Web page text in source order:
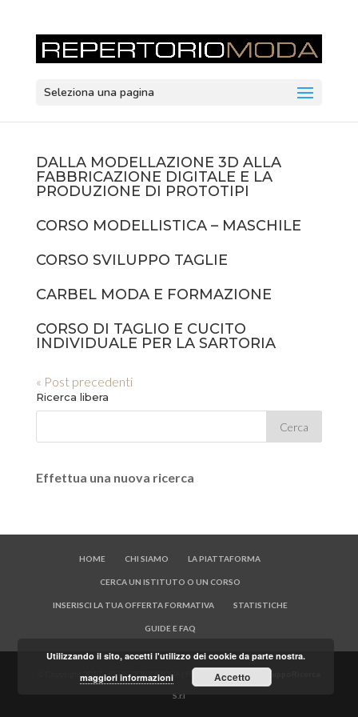
Seleziona una pagina
DALLA MODELLAZIONE 3D ALLA
FABBRICAZIONE DIGITALE E LA
PRODUZIONE DI PROTOTIPI
CORSO MODELLISTICA – MASCHILE
CORSO SVILUPPO TAGLIE
CARBEL MODA E FORMAZIONE
CORSO DI TAGLIO E CUCITO
INDIVIDUALE PER LA SARTORIA
« Post precedenti
Ricerca libera
Effettua una nuova ricerca
HOME CHI SIAMO LA PIATTAFORMA
CERCA UN ISTITUTO O UN CORSO
INSERISCI LA TUA OFFERTA FORMATIVA STATISTICHE
GUIDE E FAQ
© Copyright 2017 - REPERTORIOMODA | Powered byOfficineSviluppoRicerca
S.r.l
Utilizzando il sito, accetti l'utilizzo dei cookie da parte nostra.
maggiori informazioni
Accetto